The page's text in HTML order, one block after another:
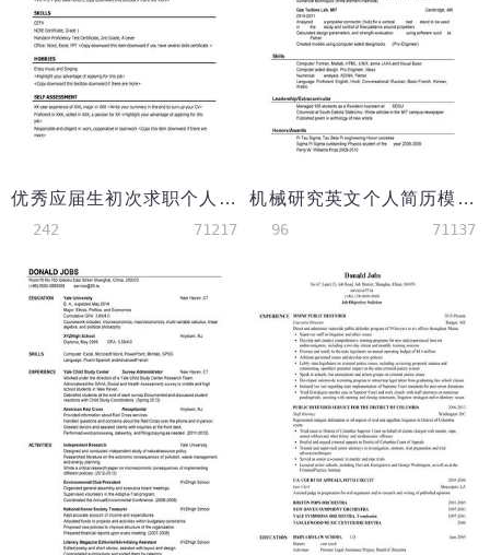
优秀应届生初次求职个人英文简历模板
242 71217
机械研究英文个人简历模板
96 71137